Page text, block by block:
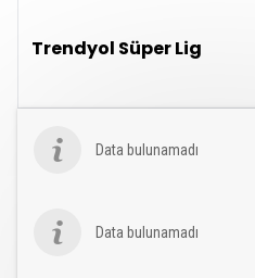
Trendyol Süper Lig
Data bulunamadı
Data bulunamadı